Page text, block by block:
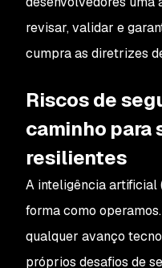
revisar, validar e
cumpra as diretrizes
Riscos de
caminho para
resilientes
A inteligência artificial
forma como
qualquer avanço
próprios desafios de